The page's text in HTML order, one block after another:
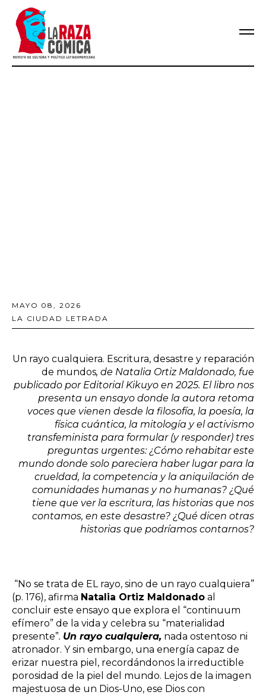
MAYO 08, 2026
LA CIUDAD LETRADA
Un rayo cualquiera. Escritura, desastre y reparación
de mundos, de Natalia Ortiz Maldonado, fue
publicado por Editorial Kikuyo en 2025. El libro nos
presenta un ensayo donde la autora retoma
voces que vienen desde la filosofía, la poesía, la
física cuántica, la mitología y el activismo
transfeminista para formular (y responder) tres
preguntas urgentes: ¿Cómo rehabitar este
mundo donde solo pareciera haber lugar para la
crueldad, la competencia y la aniquilación de
comunidades humanas y no humanas? ¿Qué
tiene que ver la escritura, las historias que nos
contamos, en este desastre? ¿Qué dicen otras
historias que podríamos contarnos?
“No se trata de EL rayo, sino de un rayo cualquiera”
(p. 176), afirma Natalia Ortiz Maldonado al
concluir este ensayo que explora el “continuum
efímero” de la vida y celebra su “materialidad
presente”. Un rayo cualquiera, nada ostentoso ni
atronador. Y sin embargo, una energía capaz de
erizar nuestra piel, recordándonos la irreductible
porosidad de la piel del mundo. Lejos de la imagen
majestuosa de un Dios-Uno, ese Dios con